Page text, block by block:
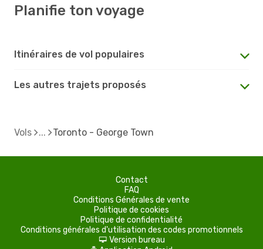
Planifie ton voyage
Itinéraires de vol populaires
Les autres trajets proposés
Vols Toronto - George Town
Contact
FAQ
Conditions Générales de vente
Politique de cookies
Politique de confidentialité
Conditions générales d'utilisation des codes promotionnels
d Version bureau